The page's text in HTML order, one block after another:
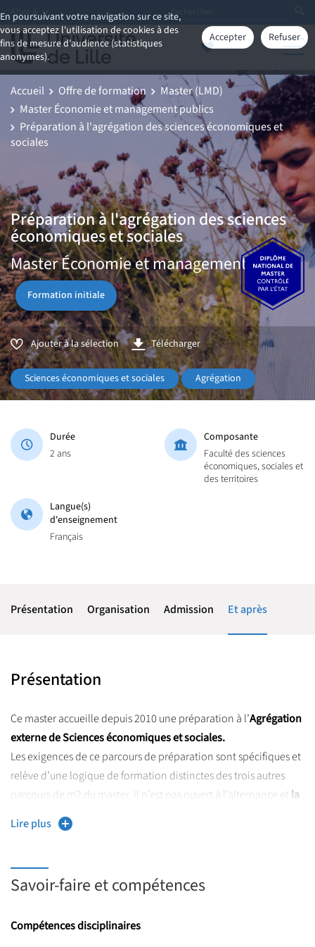
En poursuivant votre navigation sur ce site,
vous acceptez l'utilisation de cookies à des
fins de mesure d'audience (statistiques
anonymes).
Accepter Refuser
Aller à
Accueil Offre de formation
Master (LMD)
Master Économie et management publics
Préparation à l'agrégation des sciences économiques et
sociales
Préparation à l'agrégation des sciences
économiques et sociales
Master Économie et management publics
Formation initiale
Ajouter à la sélection Télécharger
Sciences économiques et sociales Agrégation
Durée
2 ans
Composante
Faculté des sciences
économiques, sociales et
des territoires
Langue(s)
d'enseignement
Français
Présentation Organisation Admission Et après
Présentation
Ce master accueille depuis 2010 une préparation à l’Agrégation
externe de Sciences économiques et sociales.
Les exigences de ce parcours de préparation sont spécifiques et
relève d’une logique de formation distinctes des trois autres
parcours de m2 du master. Il n’est pas ouvert à l’alternance et la
possibilité de suivre en parallèle de la préparation à
l’agrégation une initiation à la recherche dans le cadre du
exceptionnelle
capables de mener de front deux objectifs assez clairement
Lire plus
Savoir-faire et compétences
Compétences disciplinaires